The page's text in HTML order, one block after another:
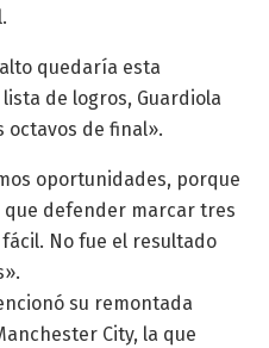
quedaría esta
de logros, Guardiola
octavos de final».
oportunidades, porque
que defender marcar tres
No fue el resultado
su remontada
City, la que